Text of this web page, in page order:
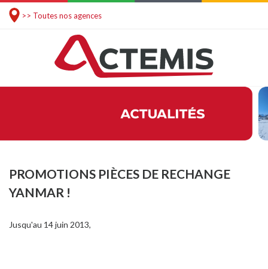
>> Toutes nos agences
PROMOTIONS PIÈCES DE RECHANGE
YANMAR !
Jusqu'au 14 juin 2013,